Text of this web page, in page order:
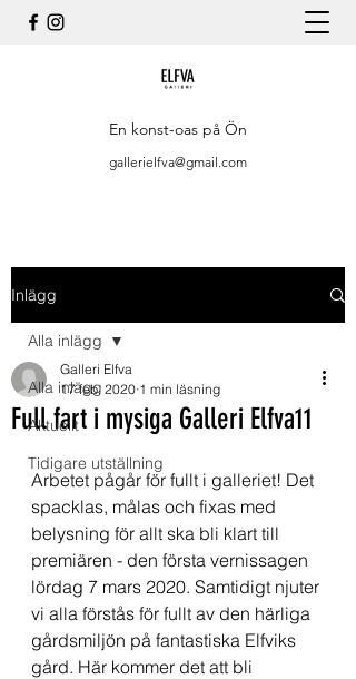
En konst-oas på Ön
gallerielfva@gmail.com
Inlägg
Alla inlägg
Aktuellt
Tidigare utställning
Alla inlägg
Full fart i mysiga Galleri Elfva11
Galleri Elfva
17 feb. 2020 1 min läsning
Arbetet pågår för fullt i galleriet! Det
spacklas, målas och fixas med
belysning för allt ska bli klart till
premiären - den första vernissagen
lördag 7 mars 2020. Samtidigt njuter
vi alla förstås för fullt av den härliga
gårdsmiljön på fantastiska Elfviks
gård. Här kommer det att bli